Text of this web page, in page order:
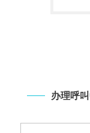
办理呼